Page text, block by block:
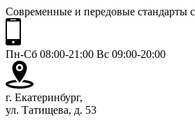
Современные и передовые стандарты
Пн-Сб 08:00-21:00 Вс 09:00-20:00
г. Екатеринбург,
ул. Татищева, д. 53